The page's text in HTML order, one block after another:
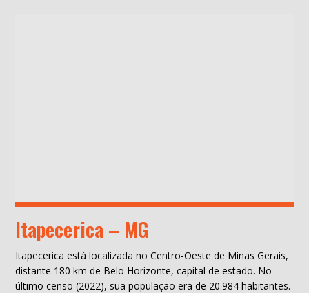
Itapecerica – MG
Itapecerica está localizada no Centro-Oeste de Minas Gerais,
distante 180 km de Belo Horizonte, capital de estado. No
último censo (2022), sua população era de 20.984 habitantes.